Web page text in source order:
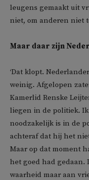
leugens gemaakt uit
niet, om anderen niet
Maar daar zijn
‘Dat klopt.
weinig. Afgelopen
Kamerlid Renske
liegen in de politiek.
noodzakelijk is in de
achteraf dat hij het
Maar op dat moment
het goed had gedaan.
waarheid maar aan